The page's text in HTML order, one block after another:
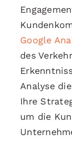
Google
des
Analyse
Ihre
um die